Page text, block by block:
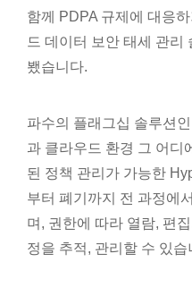
함께 PDPA 규제에 대응
드 데이터 보안 태세 관리
뵀습니다.
파수의 플래그십 솔루션
과 클라우드 환경 그 어디
된 정책 관리가 가능한
부터 폐기까지 전 과정에
며, 권한에 따라 열람, 편
정을 추적, 관리할 수 있습